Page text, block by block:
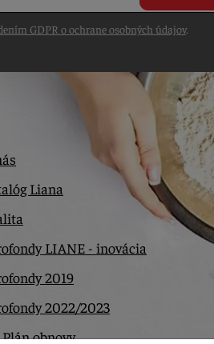
GDPR o ochrane osobných údajov.
Liana
LIANE - inovácia
2019
2022/2023
obnovy